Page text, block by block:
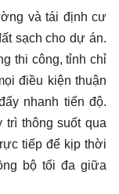
và tái định cư
sạch cho dự án.
thi công, tỉnh chỉ
điều kiện thuận
nhanh tiến độ.
trì thông suốt qua
tiếp để kịp thời
bộ tối đa giữa